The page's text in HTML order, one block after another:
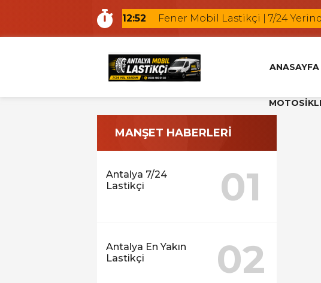
12:52
Fener Mobil Lastikçi | 7/24
12:18
Ermenek Mobil Lastikçi
10:56
Güzeloba Mobil Lastikçi
Antalya Yerinde Lastik Değişimi
15:41
Antalya Oto Lastik Yol Yardım
14:37
Antalya Hava Kaçıran Lastik
Fener Mobil Lastikçi | 7/24
ANASAYFA
MANŞET HABERLERİ
Antalya 7/24
Lastikçi
01
Antalya En Yakın
Lastikçi
02